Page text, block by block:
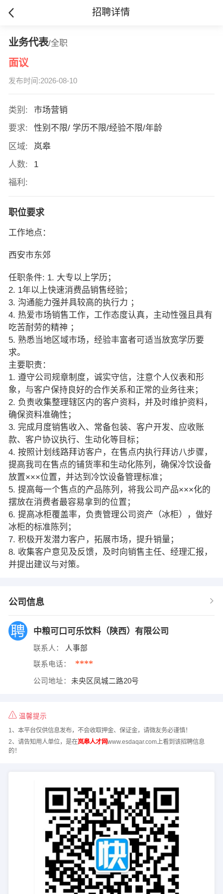
招聘详情
业务代表/全职
面议
发布时间:2026-08-10
类别:
市场营销
要求:
性别不限/ 学历不限/经验不限/年龄
区域:
岚皋
人数:
1
福利:
职位要求
工作地点：
西安市东郊
任职条件: 1. 大专以上学历；
2. 1年以上快速消费品销售经验；
3. 沟通能力强并具较高的执行力 ；
4. 热爱市场销售工作，工作态度认真，主动性强且具有
吃苦耐劳的精神 ；
5. 熟悉当地区域市场，经验丰富者可适当放宽学历要
求。
主要职责：
1. 遵守公司规章制度，诚实守信，注意个人仪表和形
象，与客户保持良好的合作关系和正常的业务往来；
2. 负责收集整理辖区内的客户资料，并及时维护资料，
确保资料准确性；
3. 完成月度销售收入、常备包装、客户开发、应收账
款、客户协议执行、生动化等目标；
4. 按照计划线路拜访客户，在售点内执行拜访八步骤，
提高我司在售点的铺货率和生动化陈列，确保冷饮设备
放置×××位置，并达到冷饮设备管理标准；
5. 提高每一个售点的产品陈列，将我公司产品×××化的
摆放在消费者最容易拿到的位置；
6. 提高冰柜覆盖率，负责管理公司资产（冰柜），做好
冰柜的标准陈列；
7. 积极开发潜力客户，拓展市场，提升销量；
8. 收集客户意见及反馈，及时向销售主任、经理汇报，
并提出建议与对策。
公司信息
中粮可口可乐饮料（陕西）有限公司
联系人： 人事部
联系电话： ****
公司地址： 未央区凤城二路20号
温馨提示
1、本平台仅供信息发布，不会收取押金、保证金，请微友务必谨慎！
2、请告知用人单位，是在岚皋人才网www.esdaqar.com上看到该招聘信息
的！